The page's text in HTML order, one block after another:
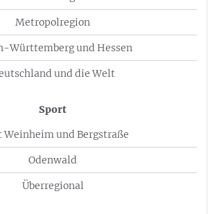
Metropolregion
Württemberg und Hessen
und die Welt
Sport
Weinheim und Bergstraße
Odenwald
Überregional